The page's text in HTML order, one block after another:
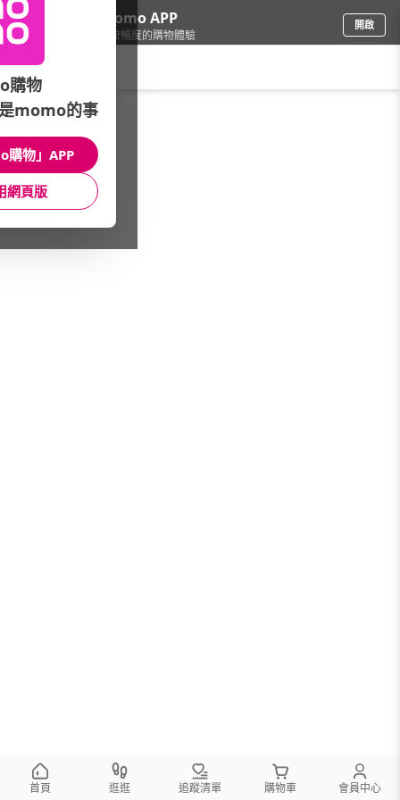
下載momo APP
給你3倍流暢度的購物體驗
開啟
車/機車/安全帽/
館長推薦 月銷量
首頁 逛逛 追蹤清單 購物車 會員中心
購物
momo的事
購物」APP
網頁版